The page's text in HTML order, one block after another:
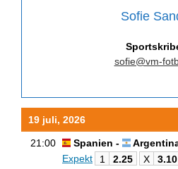
Sofie
sofie@vm-
19 juli, 2026
21:00 Spanien -
Expekt
1 2.25 X 3.10